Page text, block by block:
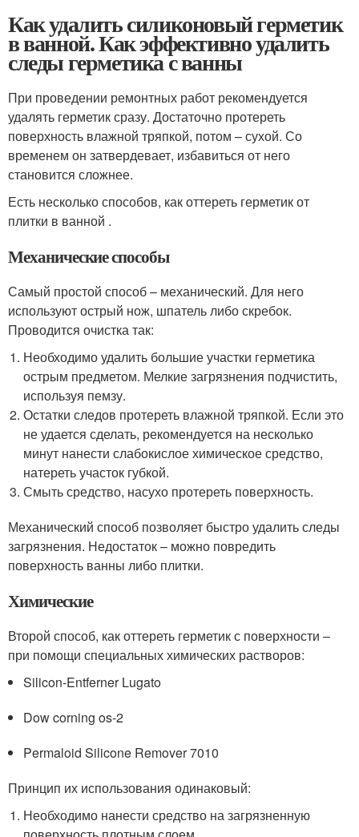
Как удалить силиконовый герметик
в ванной. Как эффективно удалить
следы герметика с ванны
При проведении ремонтных работ рекомендуется
удалять герметик сразу. Достаточно протереть
поверхность влажной тряпкой, потом – сухой. Со
временем он затвердевает, избавиться от него
становится сложнее.
Есть несколько способов, как оттереть герметик от
плитки в ванной .
Механические способы
Самый простой способ – механический. Для него
используют острый нож, шпатель либо скребок.
Проводится очистка так:
Необходимо удалить большие участки герметика
острым предметом. Мелкие загрязнения подчистить,
используя пемзу.
Остатки следов протереть влажной тряпкой. Если это
не удается сделать, рекомендуется на несколько
минут нанести слабокислое химическое средство,
натереть участок губкой.
Смыть средство, насухо протереть поверхность.
Механический способ позволяет быстро удалить следы
загрязнения. Недостаток – можно повредить
поверхность ванны либо плитки.
Химические
Второй способ, как оттереть герметик с поверхности –
при помощи специальных химических растворов:
Silicon-Entferner Lugato
Dow corning os-2
Permaloid Silicone Remover 7010
Принцип их использования одинаковый:
Необходимо нанести средство на загрязненную